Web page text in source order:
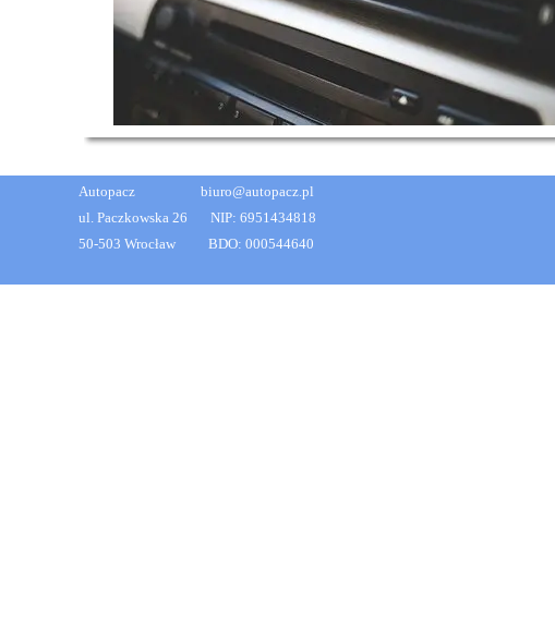
Autopacz biuro@autopacz.pl
ul. Paczkowska 26 NIP: 6951434818
50-503 Wrocław BDO: 000544640